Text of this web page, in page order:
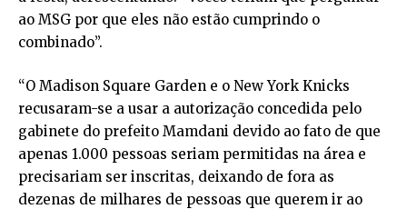
ao MSG por que eles não estão cumprindo o
combinado”.
“O Madison Square Garden e o New York Knicks
recusaram-se a usar a autorização concedida pelo
gabinete do prefeito Mamdani devido ao fato de que
apenas 1.000 pessoas seriam permitidas na área e
precisariam ser inscritas, deixando de fora as
dezenas de milhares de pessoas que querem ir ao